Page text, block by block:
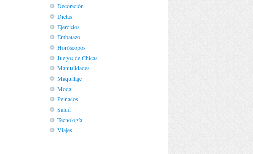
Decoración
Dietas
Ejercicios
Embarazo
Horóscopos
Juegos de Chicas
Manualidades
Maquillaje
Moda
Peinados
Salud
Tecnología
Viajes